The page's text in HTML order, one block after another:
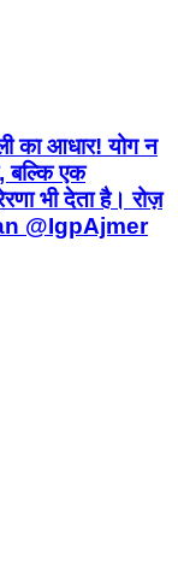
का आधार! योग न
बल्कि एक
भी देता है। रोज़
@IgpAjmer